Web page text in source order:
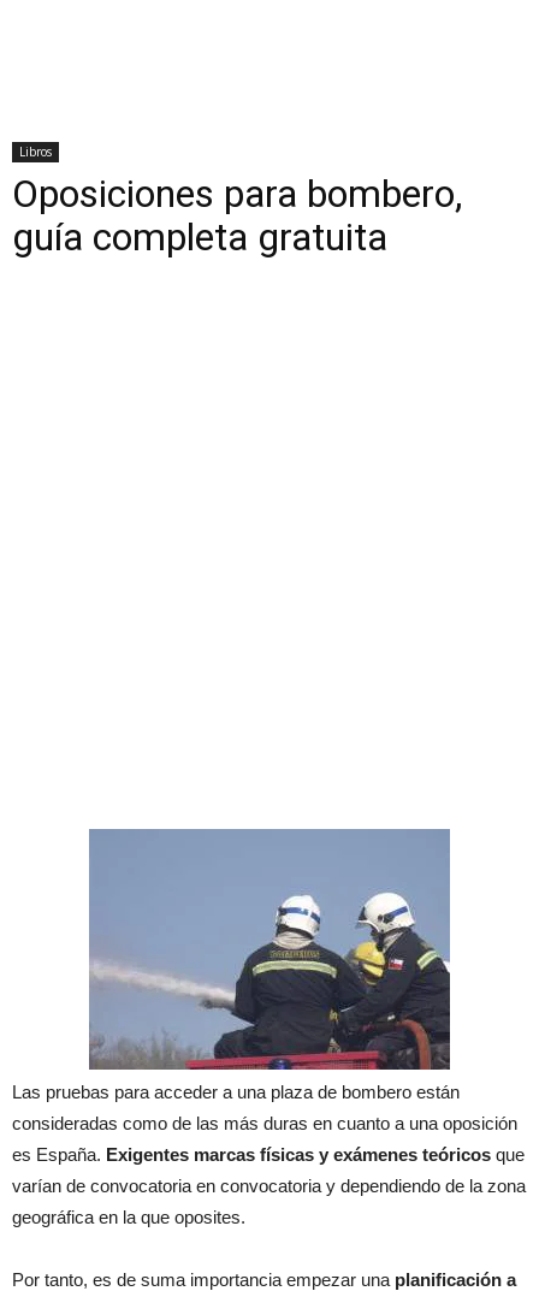
Libros
Oposiciones para bombero,
guía completa gratuita
Las pruebas para acceder a una plaza de bombero están
consideradas como de las más duras en cuanto a una oposición
es España. Exigentes marcas físicas y exámenes teóricos que
varían de convocatoria en convocatoria y dependiendo de la zona
geográfica en la que oposites.
Por tanto, es de suma importancia empezar una planificación a